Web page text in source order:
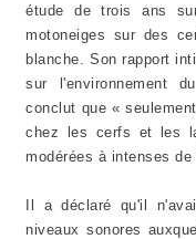
étude de trois ans
motoneiges sur des
blanche. Son rapport
sur l'environnement
conclut que «
chez les cerfs et les
modérées à intenses
Il a déclaré qu'il
niveaux sonores